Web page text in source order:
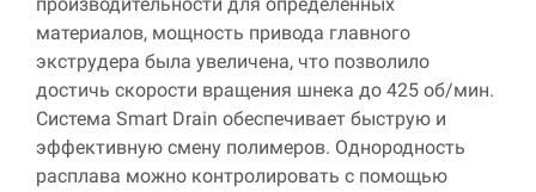
материалов, мощность привода главного
экструдера была увеличена, что позволило
достичь скорости вращения шнека до 425 об/мин.
Система Smart Drain обеспечивает быструю и
эффективную смену полимеров. Однородность
расплава можно контролировать с помощью